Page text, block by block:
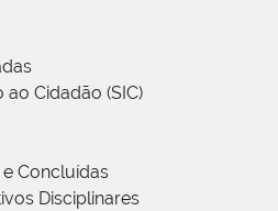
Cidadão (SIC)
Concluídas
Disciplinares